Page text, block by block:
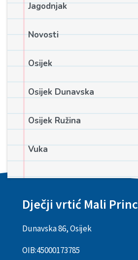
Jagodnjak
Novosti
Osijek
Osijek Dunavska
Osijek Ružina
Vuka
Dječji vrtić Mali Princ
Dunavska 86, Osijek
OIB:45000173785